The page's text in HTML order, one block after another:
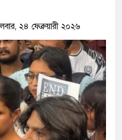
২৪ ফেব্রুয়ারী ২০২৬